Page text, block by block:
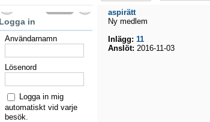
aspirätt
Ny medlem
Inlägg: 11
Anslöt: 2016-11-03
Logga in
Användarnamn
Lösenord
Logga in mig
automatiskt vid varje
besök.